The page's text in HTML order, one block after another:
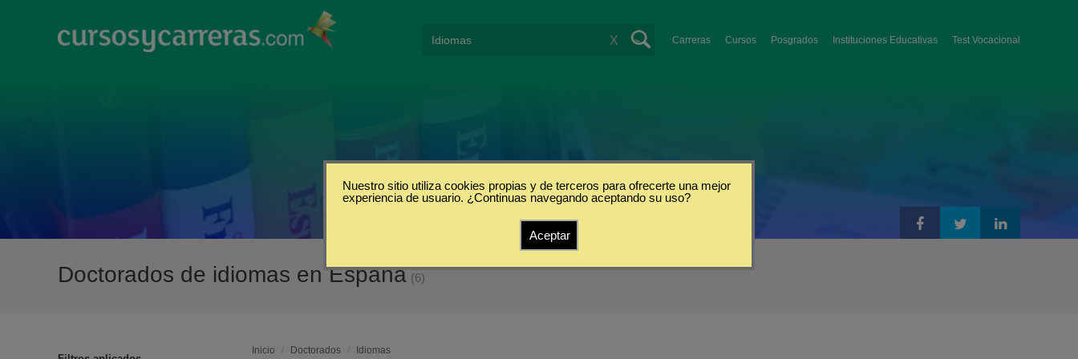
Carreras Cursos Posgrados Instituciones Educativas Test Vocacional
X
Doctorados de idiomas en España (6)
Inicio / Doctorados / Idiomas
Nuestro sitio utiliza cookies propias y de terceros para ofrecerte una mejor
experiencia de usuario. ¿Continuas navegando aceptando su uso?
Aceptar